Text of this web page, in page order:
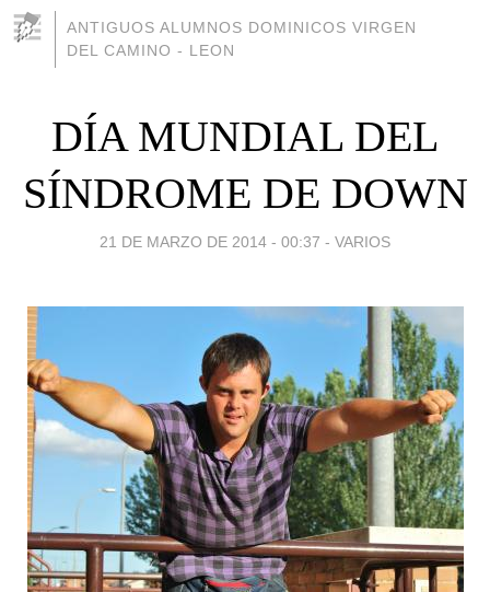
ANTIGUOS ALUMNOS DOMINICOS VIRGEN
DEL CAMINO - LEON
DÍA MUNDIAL DEL
SÍNDROME DE DOWN
21 DE MARZO DE 2014 - 00:37 - VARIOS